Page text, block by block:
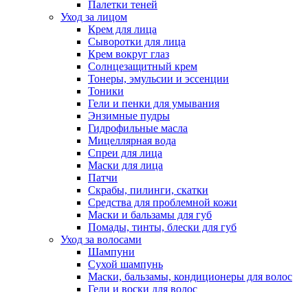
Палетки теней
Уход за лицом
Крем для лица
Сыворотки для лица
Крем вокруг глаз
Солнцезащитный крем
Тонеры, эмульсии и эссенции
Тоники
Гели и пенки для умывания
Энзимные пудры
Гидрофильные масла
Мицеллярная вода
Спреи для лица
Маски для лица
Патчи
Скрабы, пилинги, скатки
Средства для проблемной кожи
Маски и бальзамы для губ
Помады, тинты, блески для губ
Уход за волосами
Шампуни
Сухой шампунь
Маски, бальзамы, кондиционеры для волос
Гели и воски для волос